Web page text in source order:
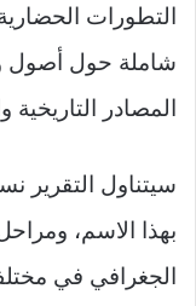
التطورات
شاملة حول أصول
المصادر
سيتناول التقرير
بهذا الاسم،
الجغرافي في